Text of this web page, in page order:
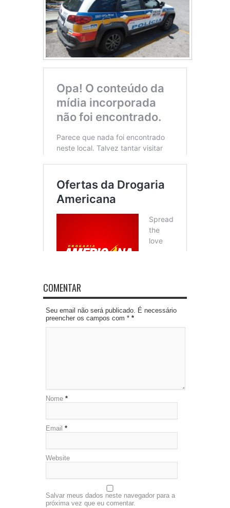
COMENTAR
Seu email não será publicado. É necessário
preencher os campos com * *
Nome *
Email *
Website
Salvar meus dados neste navegador para a
próxima vez que eu comentar.